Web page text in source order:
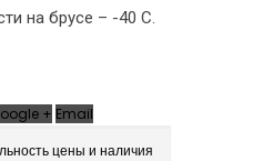
на брусе – -40 С.
+ Email
цены и наличия